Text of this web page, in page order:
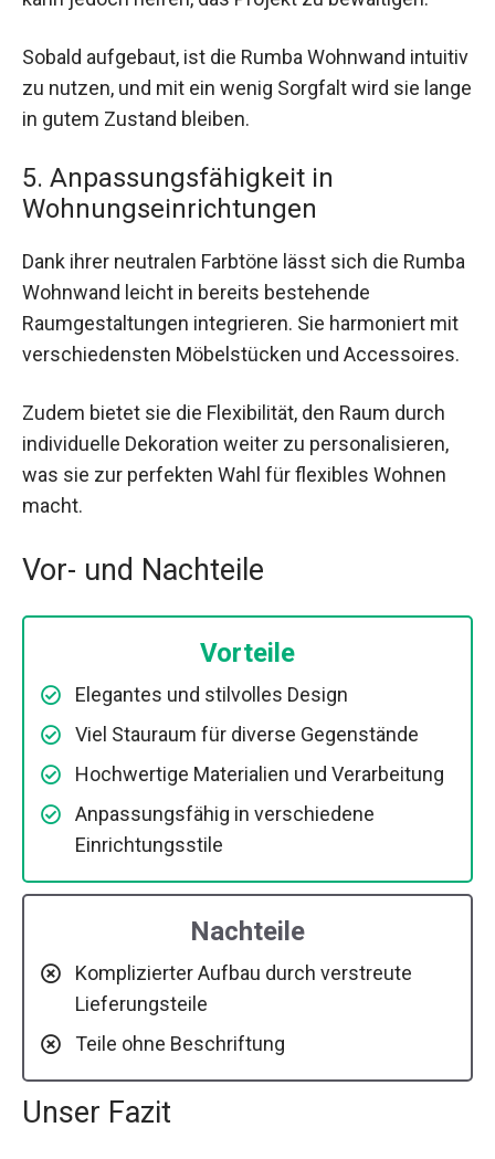
Sobald aufgebaut, ist die Rumba Wohnwand intuitiv
zu nutzen, und mit ein wenig Sorgfalt wird sie lange
in gutem Zustand bleiben.
5. Anpassungsfähigkeit in
Wohnungseinrichtungen
Dank ihrer neutralen Farbtöne lässt sich die Rumba
Wohnwand leicht in bereits bestehende
Raumgestaltungen integrieren. Sie harmoniert mit
verschiedensten Möbelstücken und Accessoires.
Zudem bietet sie die Flexibilität, den Raum durch
individuelle Dekoration weiter zu personalisieren,
was sie zur perfekten Wahl für flexibles Wohnen
macht.
Vor- und Nachteile
Vorteile
Elegantes und stilvolles Design
Viel Stauraum für diverse Gegenstände
Hochwertige Materialien und Verarbeitung
Anpassungsfähig in verschiedene
Einrichtungsstile
Nachteile
Komplizierter Aufbau durch verstreute
Lieferungsteile
Teile ohne Beschriftung
Unser Fazit